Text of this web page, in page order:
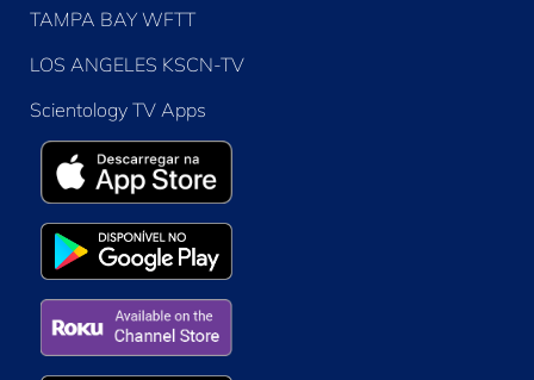
TAMPA BAY WFTT
LOS ANGELES KSCN-TV
Scientology TV Apps